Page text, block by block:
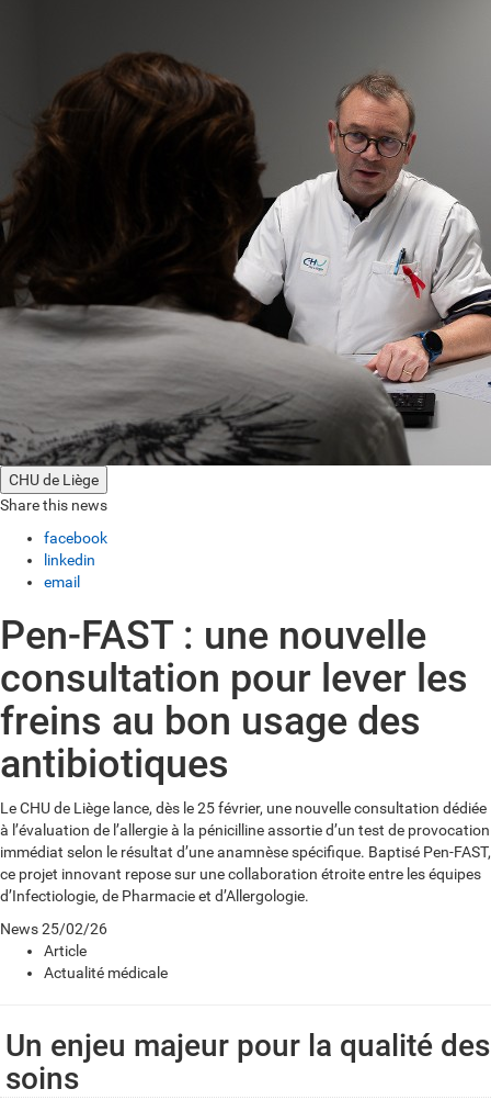
CHU de Liège
Share this news
facebook
linkedin
email
Pen-FAST : une nouvelle
consultation pour lever les
freins au bon usage des
antibiotiques
Le CHU de Liège lance, dès le 25 février, une nouvelle consultation dédiée
à l’évaluation de l’allergie à la pénicilline assortie d’un test de provocation
immédiat selon le résultat d’une anamnèse spécifique. Baptisé Pen-FAST,
ce projet innovant repose sur une collaboration étroite entre les équipes
d’Infectiologie, de Pharmacie et d’Allergologie.
News25/02/26
Article
Actualité médicale
Un enjeu majeur pour la qualité des
soins